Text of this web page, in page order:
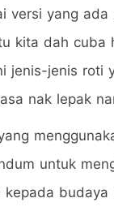
versi yang
kita dah cuba
jenis-jenis roti
nak lepak
untuk
kepada budaya